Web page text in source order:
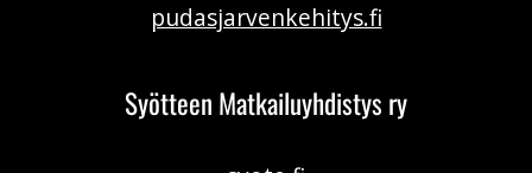
pudasjarvenkehitys.fi
Syötteen Matkailuyhdistys ry